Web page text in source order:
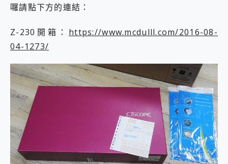
囉請點下方的連結：
Z-230開箱： https://www.mcdulll.com/2016-08-
04-1273/